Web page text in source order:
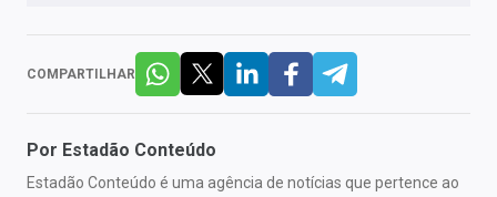
COMPARTILHAR
Por Estadão Conteúdo
Estadão Conteúdo é uma agência de notícias que pertence ao